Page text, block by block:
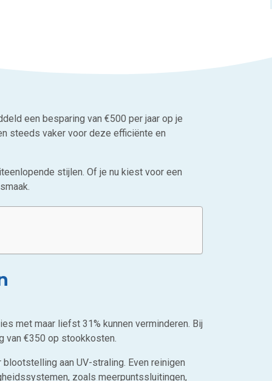
een besparing van €500 per jaar op je
steeds vaker voor deze efficiënte en
stijlen. Of je nu kiest voor een
met maar liefst 31% kunnen verminderen. Bij
van €350 op stookkosten.
aan UV-straling. Even reinigen
zoals meerpuntssluitingen,